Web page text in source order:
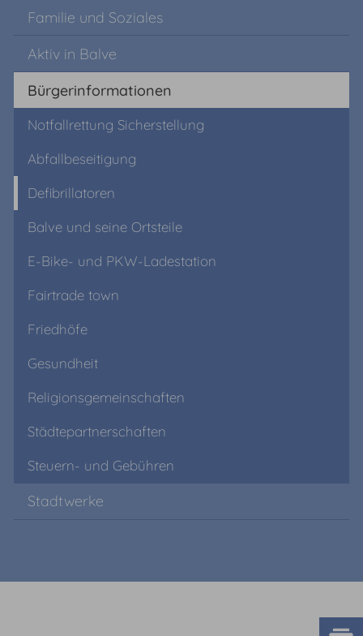
Familie und Soziales
Aktiv in Balve
Bürgerinformationen
Notfallrettung Sicherstellung
Abfallbeseitigung
Defibrillatoren
Balve und seine Ortsteile
E-Bike- und PKW-Ladestation
Fairtrade town
Friedhöfe
Gesundheit
Religionsgemeinschaften
Städtepartnerschaften
Steuern- und Gebühren
Stadtwerke